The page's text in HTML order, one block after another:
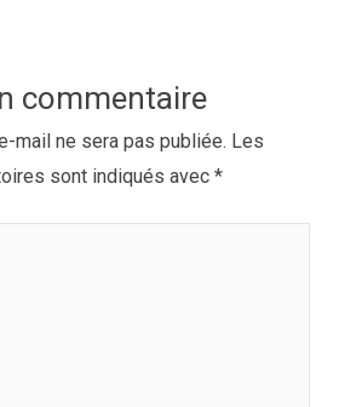
commentaire
mail ne sera pas publiée. Les
sont indiqués avec *